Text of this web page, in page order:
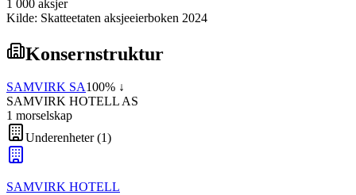
1 000 aksjer
Kilde: Skatteetaten aksjeeierboken 2024
Konsernstruktur
SAMVIRK SA100% ↓
SAMVIRK HOTELL AS
1 morselskap
Underenheter(1)
SAMVIRK HOTELL